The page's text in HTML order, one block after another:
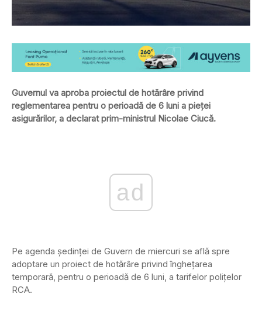
Guvernul va aproba proiectul de hotărâre privind
reglementarea pentru o perioadă de 6 luni a pieţei
asigurărilor, a declarat prim-ministrul Nicolae Ciucă.
ad
Pe agenda şedinţei de Guvern de miercuri se află spre
adoptare un proiect de hotărâre privind îngheţarea
temporară, pentru o perioadă de 6 luni, a tarifelor poliţelor
RCA.